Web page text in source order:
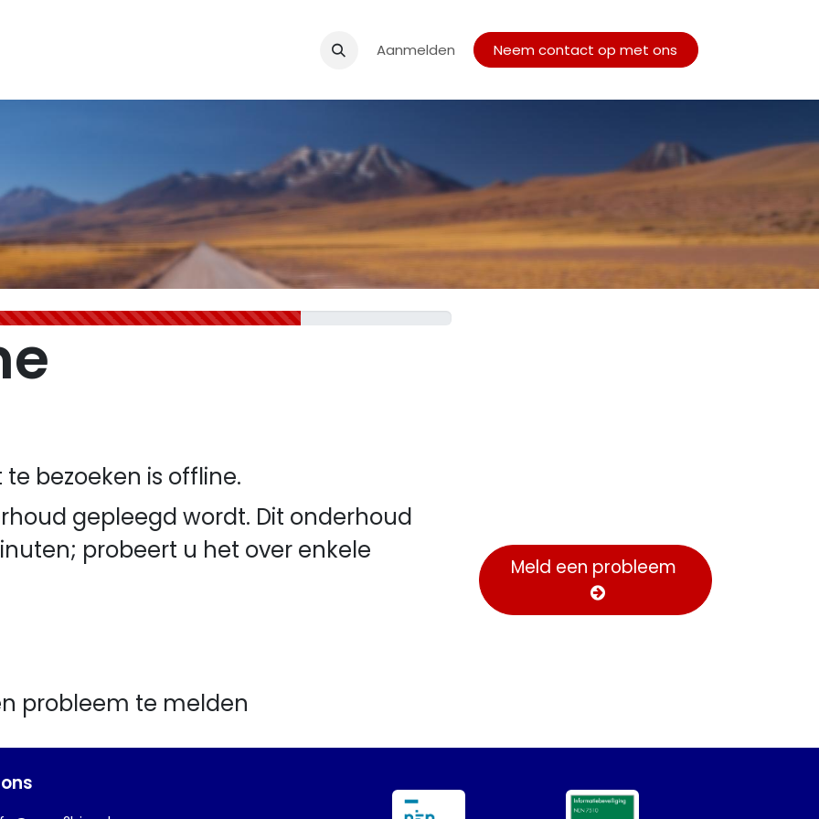
Evenementen Actueel Werken Bij Vacatures
Aanmelden Neem contact op met ons
bezoeken is offline.
gepleegd wordt. Dit onderhoud
probeert u het over enkele
probleem te melden
Meld een probleem